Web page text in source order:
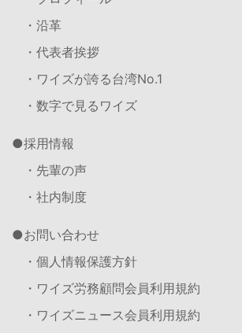
・沿革
・代表者挨拶
・ワイズが誇る台湾No.1
・数字で見るワイズ
採用情報
・先輩の声
・社内制度
お問い合わせ
・個人情報保護方針
・ワイズ労務顧問会員利用規約
・ワイズニュース会員利用規約